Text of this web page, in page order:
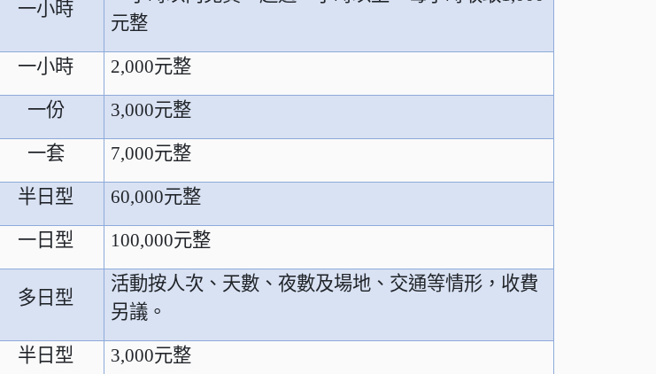
一小時
元整
一小時 2,000元整
一份 3,000元整
一套 7,000元整
半日型 60,000元整
一日型 100,000元整
多日型
活動按人次、天數、夜數及場地、交通等情形，收費
另議。
半日型 3,000元整